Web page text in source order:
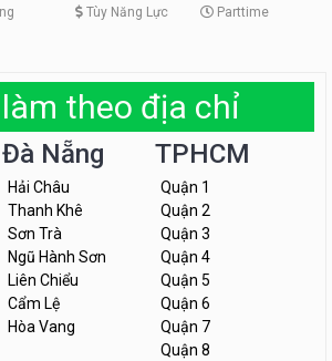
Tùy Năng Lực Parttime
theo địa chỉ
Đà Nẵng
Hải Châu
Thanh Khê
Sơn Trà
Ngũ Hành Sơn
Liên Chiểu
Cẩm Lệ
Hòa Vang
TPHCM
Quận 1
Quận 2
Quận 3
Quận 4
Quận 5
Quận 6
Quận 7
Quận 8